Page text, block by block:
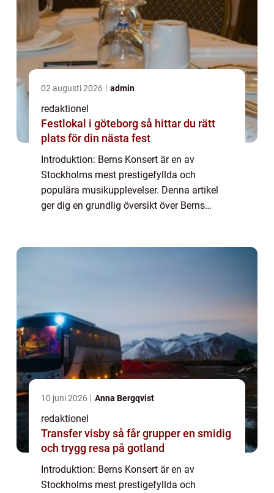
02 augusti 2026 admin
redaktionel
Festlokal i göteborg så hittar du rätt
plats för din nästa fest
Introduktion: Berns Konsert är en av
Stockholms mest prestigefyllda och
populära musikupplevelser. Denna artikel
ger dig en grundlig översikt över Berns
10 juni 2026 Anna Bergqvist
redaktionel
Transfer visby så får grupper en smidig
och trygg resa på gotland
Introduktion: Berns Konsert är en av
Stockholms mest prestigefyllda och